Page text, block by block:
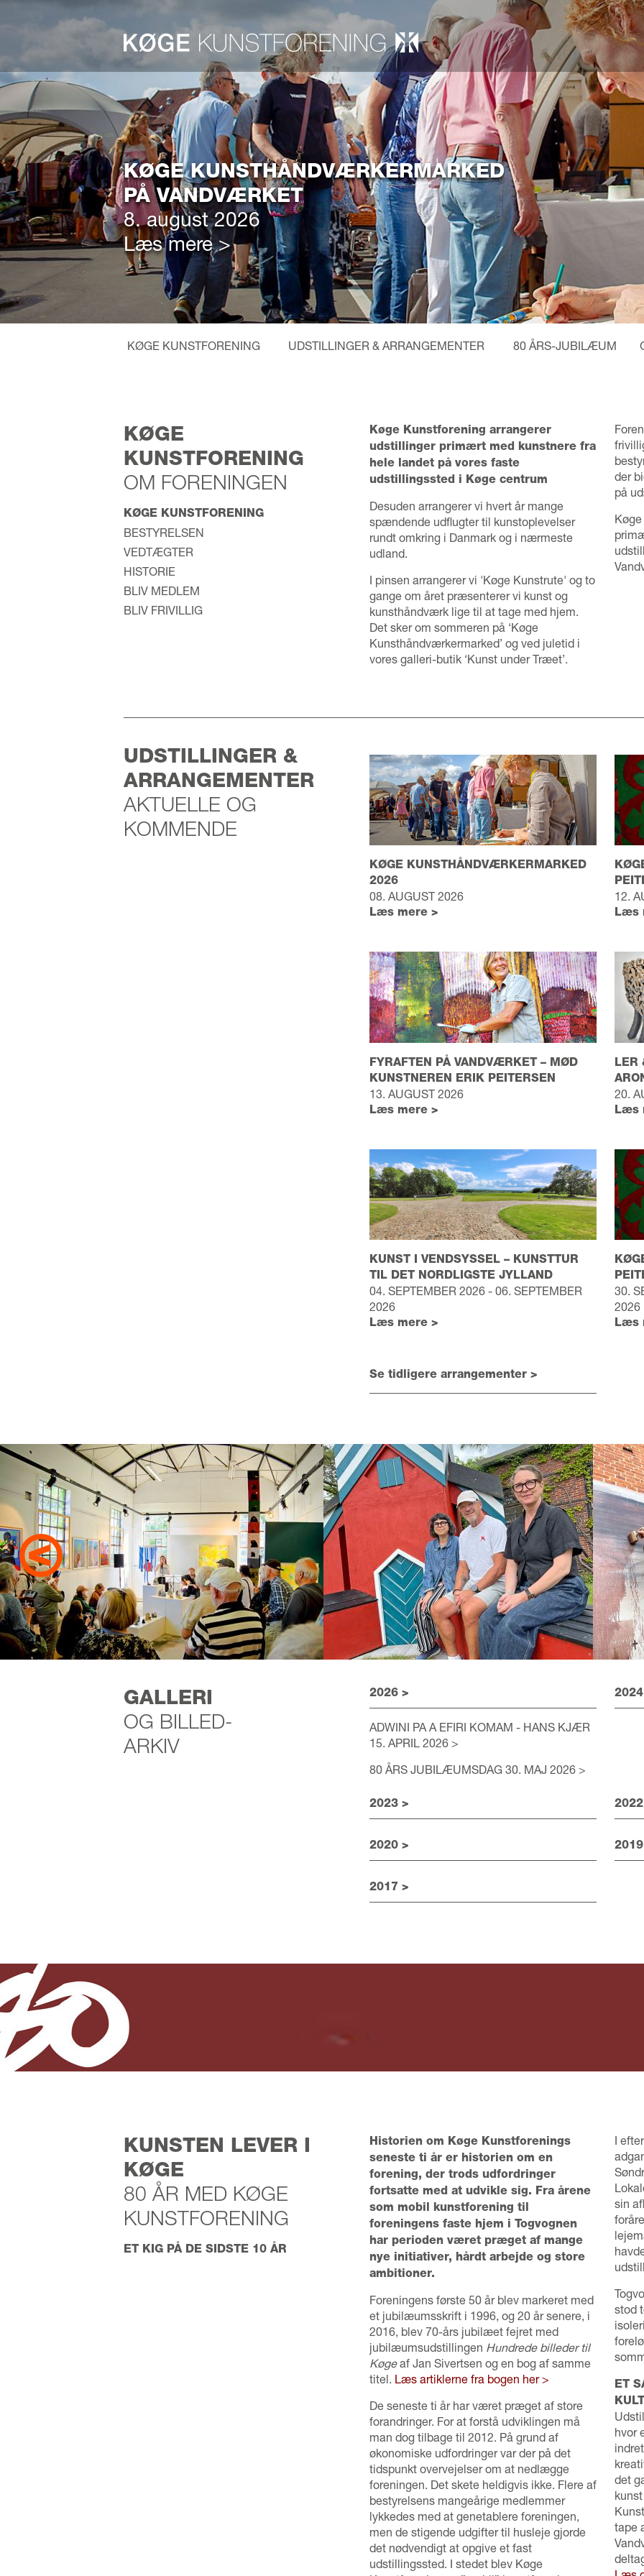
KØGE KUNSTHÅNDVÆRKERMARKED
PÅ VANDVÆRKET
8. august 2026
Læs mere >
KØGE KUNSTFORENING UDSTILLINGER & ARRANGEMENTER 80 ÅRS-JUBILÆUM
KØGE
KUNSTFORENING
OM FORENINGEN
KØGE KUNSTFORENING
BESTYRELSEN
VEDTÆGTER
HISTORIE
BLIV MEDLEM
BLIV FRIVILLIG
Køge Kunstforening arrangerer
udstillinger primært med kunstnere fra
hele landet på vores faste
udstillingssted i Køge centrum
Desuden arrangerer vi hvert år mange
spændende udflugter til kunstoplevelser
rundt omkring i Danmark og i nærmeste
udland.
I pinsen arrangerer vi 'Køge Kunstrute' og to
gange om året præsenterer vi kunst og
kunsthåndværk lige til at tage med hjem.
Det sker om sommeren på ‘Køge
Kunsthåndværkermarked’ og ved juletid i
vores galleri-butik ‘Kunst under Træet’.
der
på
UDSTILLINGER &
ARRANGEMENTER
AKTUELLE OG
KOMMENDE
KØGE KUNSTHÅNDVÆRKERMARKED
2026
08. AUGUST 2026
Læs mere >
12.
Læs
FYRAFTEN PÅ VANDVÆRKET – MØD
KUNSTNEREN ERIK PEITERSEN
13. AUGUST 2026
Læs mere >
LER
20.
Læs
KUNST I VENDSYSSEL – KUNSTTUR
TIL DET NORDLIGSTE JYLLAND
04. SEPTEMBER 2026 - 06. SEPTEMBER
2026
Læs mere >
30.
2026
Læs
Se tidligere arrangementer >
UDSTILLINGEN SPIRAR
PEER OG
TÅRNMANDEN
GALLERI
OG BILLED-
ARKIV
2026 >
ADWINI PA A EFIRI KOMAM - HANS KJÆR
15. APRIL 2026 >
80 ÅRS JUBILÆUMSDAG 30. MAJ 2026 >
2023 >
2020 >
2017 >
KUNSTEN LEVER I
KØGE
80 ÅR MED KØGE
KUNSTFORENING
ET KIG PÅ DE SIDSTE 10 ÅR
Historien om Køge Kunstforenings
seneste ti år er historien om en
forening, der trods udfordringer
fortsatte med at udvikle sig. Fra årene
som mobil kunstforening til
foreningens faste hjem i Togvognen
har perioden været præget af mange
nye initiativer, hårdt arbejde og store
ambitioner.
Foreningens første 50 år blev markeret med
et jubilæumsskrift i 1996, og 20 år senere, i
2016, blev 70-års jubilæet fejret med
jubilæumsudstillingen Hundrede billeder til
Køgeaf Jan Sivertsen og en bog af samme
titel. Læs artiklerne fra bogen her >
De seneste ti år har været præget af store
forandringer. For at forstå udviklingen må
man dog tilbage til 2012. På grund af
økonomiske udfordringer var der på det
tidspunkt overvejelser om at nedlægge
foreningen. Det skete heldigvis ikke. Flere af
bestyrelsens mangeårige medlemmer
lykkedes med at genetablere foreningen,
men de stigende udgifter til husleje gjorde
det nødvendigt at opgive et fast
udstillingssted. I stedet blev Køge
I
sin
stod
ET
hvor
det
tape